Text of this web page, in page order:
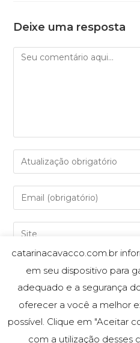
Deixe uma resposta
que eu comentar.
catarinacavacco.com.br
em seu dispositivo para
adequado e a segurança
oferecer a você a melhor
possível. Clique em "Aceitar
com a utilização desses